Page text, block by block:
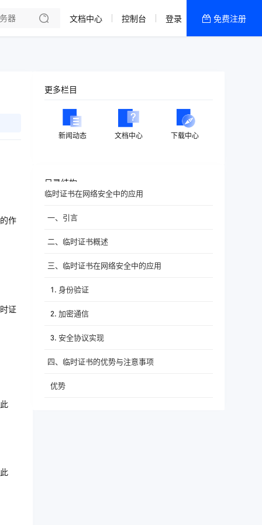
香港精品CN2云
文档中心 控制台 登录 免费注册
作
证
更多栏目
新闻动态 文档中心 下载中心
目录结构
临时证书在网络安全中的应用
一、引言
二、临时证书概述
三、临时证书在网络安全中的应用
1. 身份验证
2. 加密通信
3. 安全协议实现
四、临时证书的优势与注意事项
优势